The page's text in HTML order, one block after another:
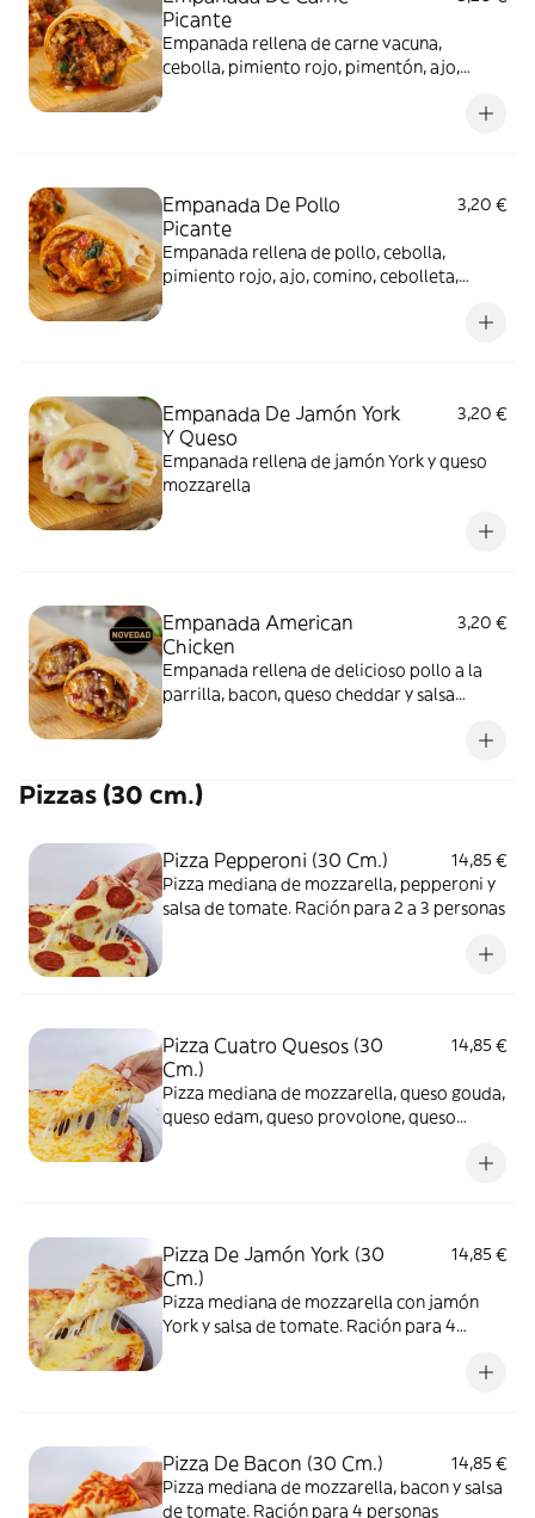
Picante
Empanada rellena de carne vacuna,
cebolla, pimiento rojo, pimentón, ajo,
Empanada De Pollo
Picante
3,20 €
Empanada rellena de pollo, cebolla,
pimiento rojo, ajo, comino, cebolleta,
Empanada De Jamón York
Y Queso
3,20 €
Empanada rellena de jamón York y queso
mozzarella
Empanada American
Chicken
3,20 €
Empanada rellena de delicioso pollo a la
parrilla, bacon, queso cheddar y salsa
Pizzas (30 cm.)
Pizza Pepperoni (30 Cm.)
14,85 €
Pizza mediana de mozzarella, pepperoni y
salsa de tomate. Ración para 2 a 3 personas
Pizza Cuatro Quesos (30
Cm.)
14,85 €
Pizza mediana de mozzarella, queso gouda,
queso edam, queso provolone, queso
Pizza De Jamón York (30
Cm.)
14,85 €
Pizza mediana de mozzarella con jamón
York y salsa de tomate. Ración para 4
Pizza De Bacon (30 Cm.)
14,85 €
Pizza mediana de mozzarella, bacon y salsa
de tomate. Ración para 4 personas